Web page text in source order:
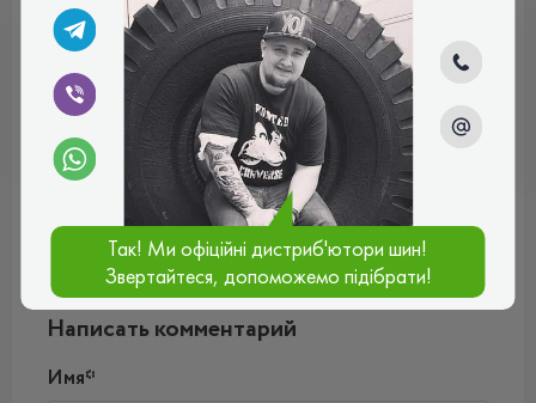
ВСЕСЕЗОННІ
Пока нет комментариев
Написать комментарий
Имя*
Так! Ми офіційні дистриб'ютори шин!
Звертайтеся, допоможемо підібрати!